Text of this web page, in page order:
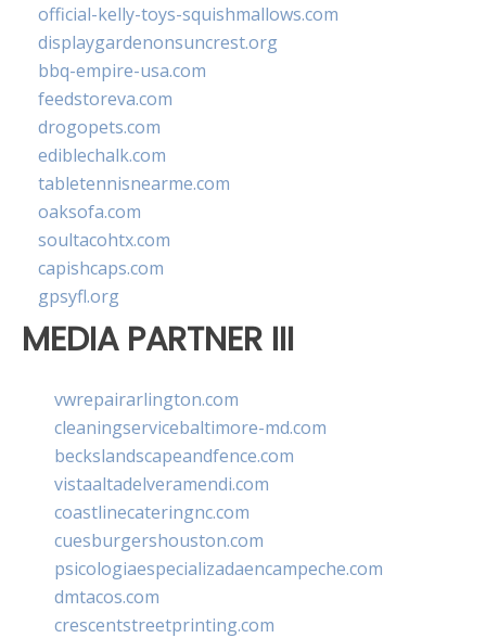
official-kelly-toys-squishmallows.com
displaygardenonsuncrest.org
bbq-empire-usa.com
feedstoreva.com
drogopets.com
ediblechalk.com
tabletennisnearme.com
oaksofa.com
soultacohtx.com
capishcaps.com
gpsyfl.org
MEDIA PARTNER III
vwrepairarlington.com
cleaningservicebaltimore-md.com
beckslandscapeandfence.com
vistaaltadelveramendi.com
coastlinecateringnc.com
cuesburgershouston.com
psicologiaespecializadaencampeche.com
dmtacos.com
crescentstreetprinting.com